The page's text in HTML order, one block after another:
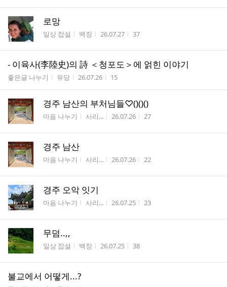
로망
게시판명
일상 잡설 작성자
백장 작성시간
26.07.27 조회수
37
- 이육사(李陸史)의 詩 ＜청포도＞에 얽힌 이야기
게시판명
좋은글 나누기 작성자
유당 작성시간
26.07.26 조회수
15
경주 남산의 부처님들♡()()()
게시판명
마음 나누기 작성자
사리... 작성시간
26.07.26 조회수
27
경주 남산
게시판명
마음 나누기 작성자
사리... 작성시간
26.07.26 조회수
22
경주 오악 잇기
게시판명
마음 나누기 작성자
사리... 작성시간
26.07.25 조회수
23
무덤..,,
게시판명
일상 잡설 작성자
백장 작성시간
26.07.25 조회수
38
불교에서 어떻게...?